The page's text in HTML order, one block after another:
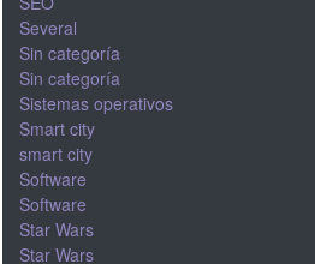
Several
Sin categoría
Sin categoría
Sistemas operativos
Smart city
smart city
Software
Software
Star Wars
Star Wars